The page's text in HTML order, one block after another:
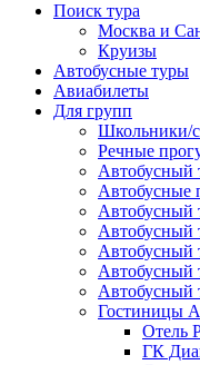
Поиск тура
Москва и
Круизы
Автобусные туры
Авиабилеты
Для групп
Школьники/
Речные
Автобусный
Автобусные
Автобусный
Автобусный
Автобусный
Автобусный
Автобусный
Гостиницы
Отель
ГК